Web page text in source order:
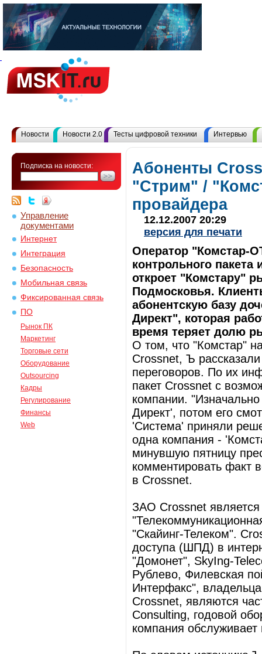
Новости Новости 2.0 Тесты цифровой техники Интервью
Подписка на новости:
Управление
документами
Интернет
Интеграция
Безопасность
Мобильная связь
Фиксированная связь
ПО
Рынок ПК
Маркетинг
Торговые сети
Оборудование
Outsourcing
Кадры
Регулирование
Финансы
Web
Абоненты
"Стрим" /
провайдера
12.12.2007 20:29
версия для печати
Оператор "Комстар-
контрольного пакета
откроет "Комстару"
Подмосковья.
абонентскую базу
Директ", которая
время теряет долю
О том, что "Комстар"
Crossnet, Ъ
переговоров. По их
пакет Crossnet с
компании.
Директ', потом его
'Система' приняли
одна компания -
минувшую пятницу
комментировать факт
в Crossnet.
ЗАО Crossnet
"Скайинг-Телеком".
доступа (ШПД) в
"Домонет", SkyIng-
Рублево, Филевская
Интерфакс",
Crossnet, являются
Consulting, годовой
компания